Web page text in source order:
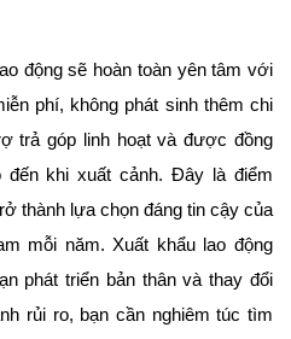
động sẽ hoàn toàn yên tâm với
phí, không phát sinh thêm chi
trả góp linh hoạt và được đồng
đến khi xuất cảnh. Đây là điểm
thành lựa chọn đáng tin cậy của
mỗi năm.Xuất khẩu lao động
phát triển bản thân và thay đổi
rủi ro, bạn cần nghiêm túc tìm